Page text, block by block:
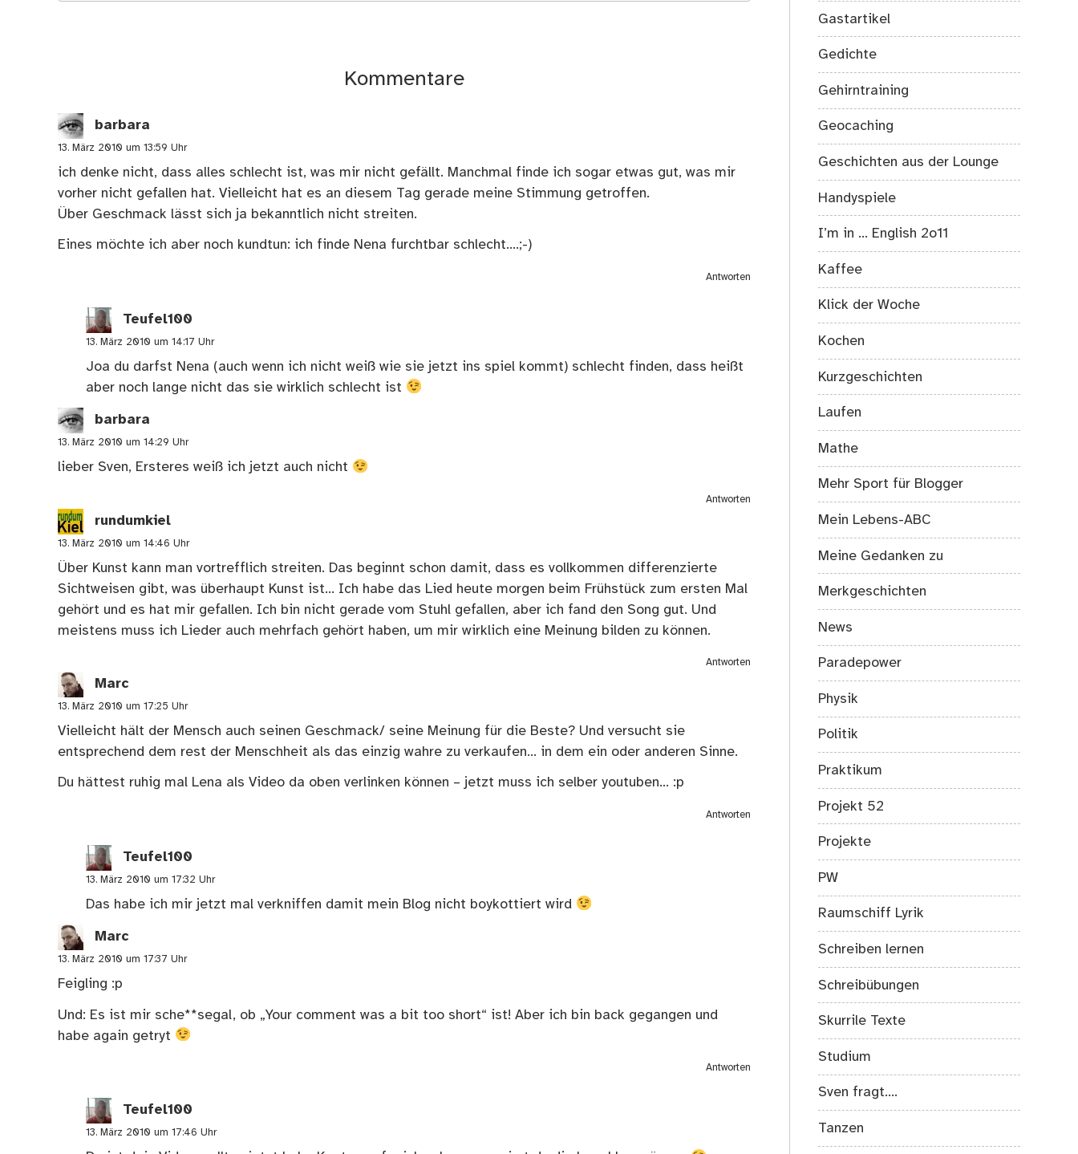
Kommentare
barbara
13. März 2010 um 13:59 Uhr
ich denke nicht, dass alles schlecht ist, was mir nicht gefällt. Manchmal finde ich sogar etwas gut, was mir
vorher nicht gefallen hat. Vielleicht hat es an diesem Tag gerade meine Stimmung getroffen.
Über Geschmack lässt sich ja bekanntlich nicht streiten.
Eines möchte ich aber noch kundtun: ich finde Nena furchtbar schlecht….;-)
Antworten
Teufel100
13. März 2010 um 14:17 Uhr
Joa du darfst Nena (auch wenn ich nicht weiß wie sie jetzt ins spiel kommt) schlecht finden, dass heißt
aber noch lange nicht das sie wirklich schlecht ist
barbara
13. März 2010 um 14:29 Uhr
lieber Sven, Ersteres weiß ich jetzt auch nicht
Antworten
rundumkiel
13. März 2010 um 14:46 Uhr
Über Kunst kann man vortrefflich streiten. Das beginnt schon damit, dass es vollkommen differenzierte
Sichtweisen gibt, was überhaupt Kunst ist… Ich habe das Lied heute morgen beim Frühstück zum ersten Mal
gehört und es hat mir gefallen. Ich bin nicht gerade vom Stuhl gefallen, aber ich fand den Song gut. Und
meistens muss ich Lieder auch mehrfach gehört haben, um mir wirklich eine Meinung bilden zu können.
Antworten
Marc
13. März 2010 um 17:25 Uhr
Vielleicht hält der Mensch auch seinen Geschmack/ seine Meinung für die Beste? Und versucht sie
entsprechend dem rest der Menschheit als das einzig wahre zu verkaufen… in dem ein oder anderen Sinne.
Du hättest ruhig mal Lena als Video da oben verlinken können – jetzt muss ich selber youtuben… :p
Antworten
Teufel100
13. März 2010 um 17:32 Uhr
Das habe ich mir jetzt mal verkniffen damit mein Blog nicht boykottiert wird
Marc
13. März 2010 um 17:37 Uhr
Feigling :p
Und: Es ist mir sche**segal, ob „Your comment was a bit too short“ ist! Aber ich bin back gegangen und
habe again getryt
Antworten
Teufel100
13. März 2010 um 17:46 Uhr
Gastartikel
Gedichte
Gehirntraining
Geocaching
Geschichten aus der Lounge
Handyspiele
I’m in … English 2o11
Kaffee
Klick der Woche
Kochen
Kurzgeschichten
Laufen
Mathe
Mehr Sport für Blogger
Mein Lebens-ABC
Meine Gedanken zu
Merkgeschichten
News
Paradepower
Physik
Politik
Praktikum
Projekt 52
Projekte
PW
Raumschiff Lyrik
Schreiben lernen
Schreibübungen
Skurrile Texte
Studium
Sven fragt….
Tanzen